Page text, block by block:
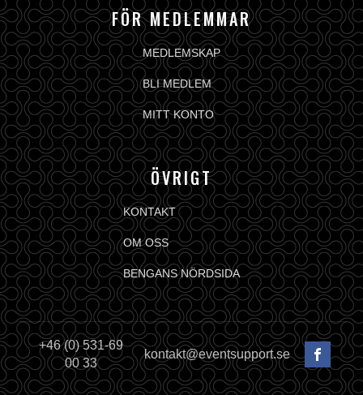
FÖR MEDLEMMAR
MEDLEMSKAP
BLI MEDLEM
MITT KONTO
ÖVRIGT
KONTAKT
OM OSS
BENGANS NÖRDSIDA
+46 (0) 531-69
00 33
kontakt@eventsupport.se